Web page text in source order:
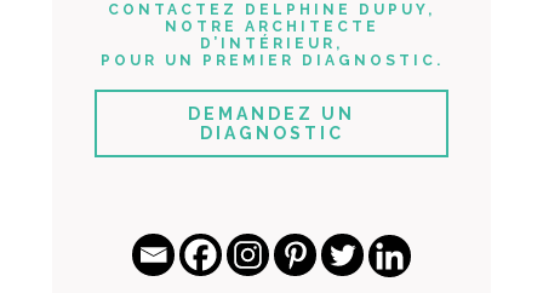
CONTACTEZ DELPHINE DUPUY,
NOTRE ARCHITECTE
D’INTÉRIEUR,
POUR UN PREMIER DIAGNOSTIC.
DEMANDEZ UN
DIAGNOSTIC